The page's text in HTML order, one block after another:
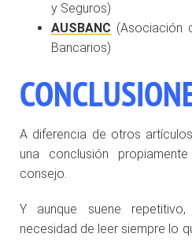
y Seguros)
AUSBANC (Asociación
Bancarios)
A diferencia de otros
una conclusión
consejo.
Y aunque suene
necesidad de leer siempre lo